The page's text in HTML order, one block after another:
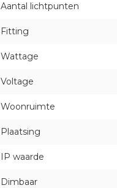
Aantal lichtpunten
Fitting
Wattage
Voltage
Woonruimte
Plaatsing
IP waarde
Dimbaar